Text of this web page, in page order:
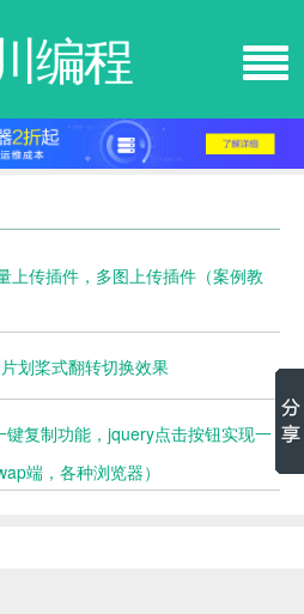
编程
上传插件，多图上传插件（案例教
划桨式翻转切换效果
键复制功能，jquery点击按钮实现一
端，各种浏览器）